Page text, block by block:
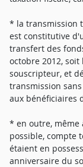
* la transmission
est constitutive
transfert des
octobre 2012,
souscripteur, et
transmission
aux bénéficiaires
* en outre, même
possible, compte
étaient en
anniversaire du